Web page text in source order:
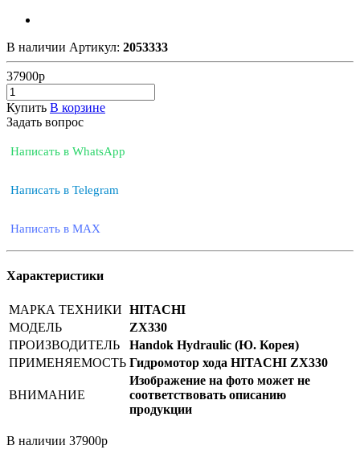
В наличии Артикул: 2053333
37900р
Купить В корзине
Задать вопрос
Написать в WhatsApp
Написать в Telegram
Написать в MAX
Характеристики
МАРКА ТЕХНИКИ HITACHI
МОДЕЛЬ
ZX330
ПРОИЗВОДИТЕЛЬ
Handok Hydraulic (Ю. Корея)
ПРИМЕНЯЕМОСТЬ Гидромотор хода HITACHI ZX330
ВНИМАНИЕ
Изображение на фото может не
соответствовать описанию
продукции
В наличии 37900р